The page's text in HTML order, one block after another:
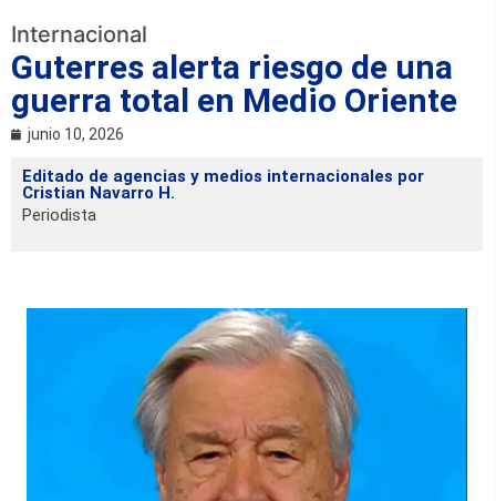
Internacional
Guterres alerta riesgo de una
guerra total en Medio Oriente
junio 10, 2026
Editado de agencias y medios internacionales por
Cristian Navarro H.
Periodista